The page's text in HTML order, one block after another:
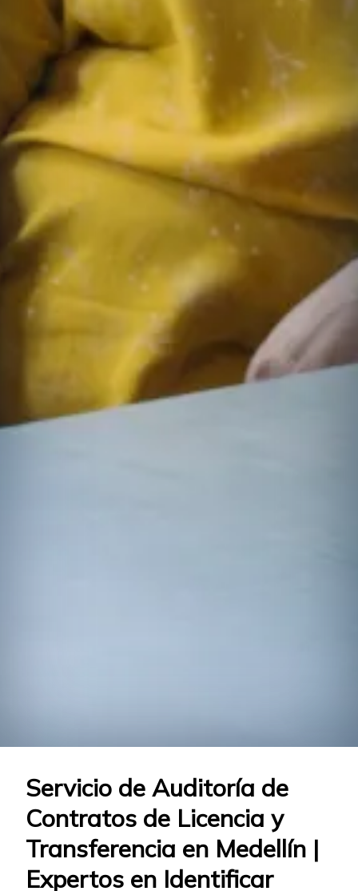
Servicio de Auditoría de
Contratos de Licencia y
Transferencia en Medellín |
Expertos en Identificar